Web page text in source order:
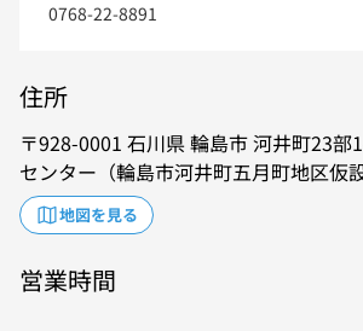
0768-22-8891
住所
928-0001 石川県輪島市河井町23部
センター（輪島市河井町五月町地区仮
地図を見る
営業時間